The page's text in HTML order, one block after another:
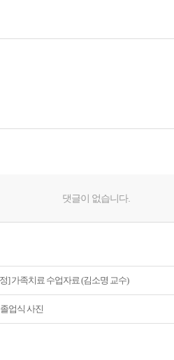
] 가족치료 수업자료 (김소명 교수)
업식 사진